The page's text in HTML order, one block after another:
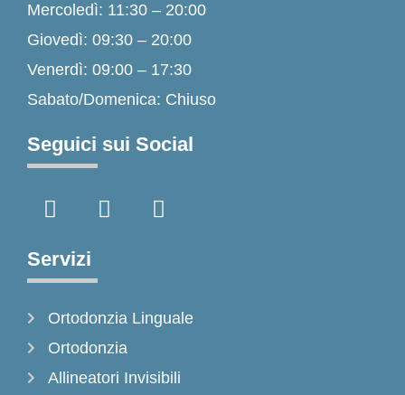
Mercoledì: 11:30 – 20:00
Giovedì: 09:30 – 20:00
Venerdì: 09:00 – 17:30
Sabato/Domenica: Chiuso
Seguici sui Social
a
e
b
o
k
-
n
r
a
m
i
Servizi
Ortodonzia Linguale
Ortodonzia
Allineatori Invisibili